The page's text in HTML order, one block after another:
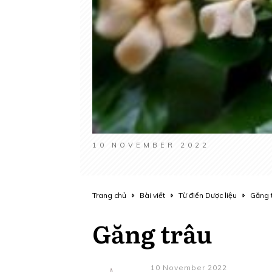
10 NOVEMBER 2022
Trang chủ Bài viết Từ điển Dược liệu Găng
Găng trâu
10 November 2022